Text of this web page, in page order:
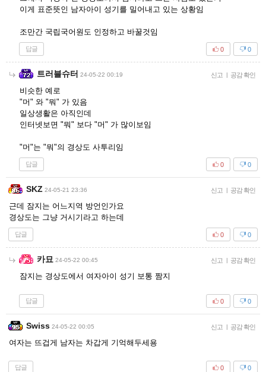
이게 표준뜻인 남자아이 성기를 밀어내고 있는 상황임
조만간 국립국어원도 인정하고 바꿀것임
답글 0
0
트러블슈터 24-05-22 00:19 신고 | 공감 확인
비슷한 예로
"머" 와 "뭐" 가 있음
일상생활은 아직인데
인터넷보면 "뭐" 보다 "머" 가 많이보임
"머"는 "뭐"의 경상도 사투리임
답글 0
0
SKZ 24-05-21 23:36 신고 | 공감 확인
근데 잠지는 어느지역 방언인가요
경상도는 그냥 거시기라고 하는데
답글 0
0
카묘 24-05-22 00:45 신고 | 공감 확인
잠지는 경상도에서 여자아이 성기 보통 짬지
답글 0
0
Swiss 24-05-22 00:05 신고 | 공감 확인
여자는 뜨겁게 남자는 차갑게 기억해두세용
답글 0
0